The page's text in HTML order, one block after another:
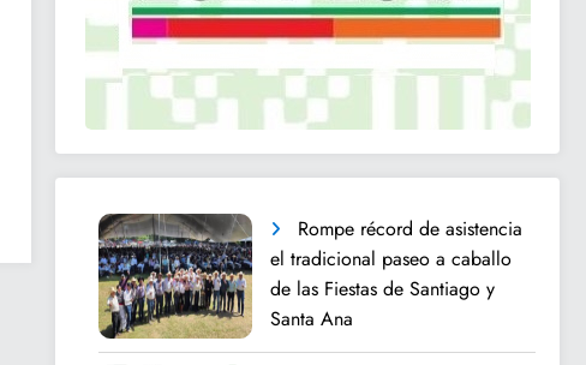
Rompe récord de asistencia
el tradicional paseo a caballo
de las Fiestas de Santiago y
Santa Ana